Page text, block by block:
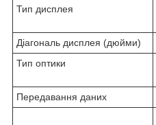
Тип дисплея
Діагональ дисплея (дюйми)
Тип оптики
Передавання даних